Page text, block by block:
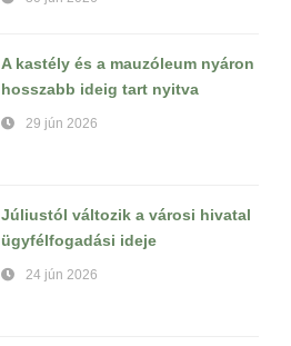
A kastély és a mauzóleum nyáron
hosszabb ideig tart nyitva
29 jún 2026
Júliustól változik a városi hivatal
ügyfélfogadási ideje
24 jún 2026